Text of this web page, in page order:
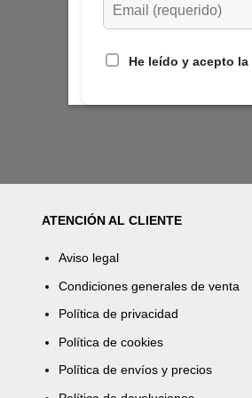
He leído y acepto la
ATENCIÓN AL CLIENTE
Aviso legal
Condiciones generales de venta
Política de privacidad
Política de cookies
Política de envíos y precios